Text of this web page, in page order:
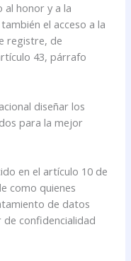
al honor y a la
el acceso a la
registre, de
43, párrafo
diseñar los
para la mejor
en el artículo 10 de
como quienes
de datos
confidencialidad